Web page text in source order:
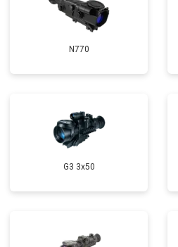
N770
G3 3x50